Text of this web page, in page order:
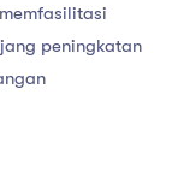
peningkatan